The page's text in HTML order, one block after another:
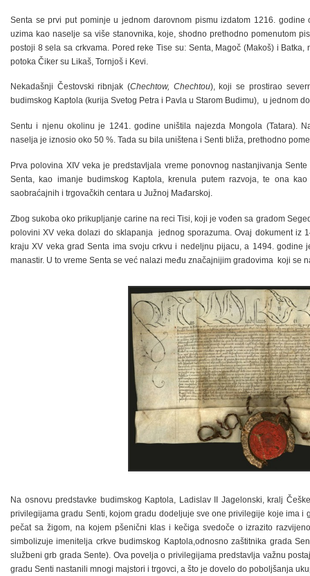
Senta se prvi put pominje u jednom darovnom pismu izdatom 1216.
uzima kao naselje sa više stanovnika, kojе, shodno prethodno pomenutom
postoji 8 sela sa crkvama. Pored reke Tise su: Senta, Magoč (Makoš) i
potoka Čiker su Likaš, Tornjoš i Kevi.
Nekadašnji Čestovski ribnjak (Chechtow, Chechtou), koji se prostirao
budimskog Kaptola (kurija Svetog Petra i Pavla u Starom Budimu), u jednom
Sentu i njenu okolinu je 1241. godine uništila najezda Mongola (Tatara).
naselja je iznosio oko 50 %. Tada su bila uništena i Senti bliža, prethodno
Prva polovina XIV veka je predstavljala vreme ponovnog nastanjivanja
Senta, kao imanje budimskog Kaptola, krenula putem razvoja, te ona
saobraćajnih i trgovačkih centara u Južnoj Mađarskoj.
Zbog sukoba oko prikupljanje carine na reci Tisi, koji je vođen sa gradom
polovini XV veka dolazi do sklapanja jednog sporazuma. Ovaj dokument iz
kraju XV veka grad Senta ima svoju crkvu i nedeljnu pijacu, a 1494. godine
manastir. U to vreme Senta se već nalazi među značajnijim gradovima koji se
Na osnovu predstavke budimskog Kaptola, Ladislav II Jagelonski, kralj
privilegijama gradu Senti, kojom gradu dodeljuje sve one privilegije koje ima i
pečat sa žigom, na kojem pšenični klas i kečiga svedoče o izrazito
simbolizuje imenitelja crkve budimskog Kaptola,odnosno zaštitnika grada
službeni grb grada Sente). Ova povelja o privilegijama predstavlja važnu
gradu Senti nastanili mnogi majstori i trgovci, a što je dovelo do poboljšanja